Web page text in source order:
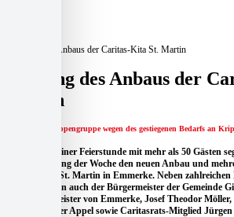
Segnung des Anbaus der Caritas-Kita St. Martin
Segnung des Anbaus der
Martin
Zusätzliche Krippengruppe wegen des gestiegenen Bedarfs an
Im Rahmen einer Feierstunde mit mehr als 50 Gästen
Spanehl Anfang der Woche den neuen Anbau und
Caritas-Kita St. Martin in Emmerke. Neben
Eltern nahmen auch der Bürgermeister der Gemeinde
Ortsbürgermeister von Emmerke, Josef Theodor
Architekt Peter Appel sowie Caritasrats-Mitglied